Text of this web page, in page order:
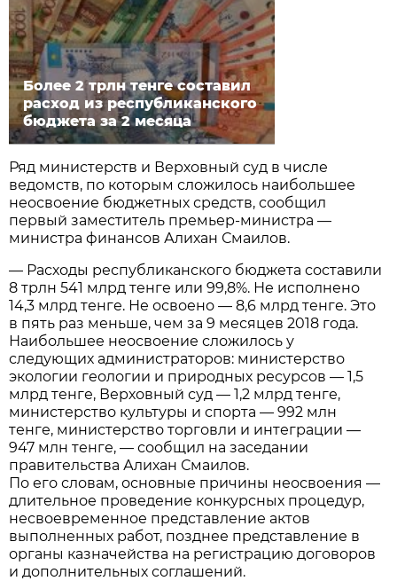
Более 2 трлн тенге составил
расход из республиканского
бюджета за 2 месяца
Ряд министерств и Верховный суд в числе
ведомств, по которым сложилось наибольшее
неосвоение бюджетных средств, сообщил
первый заместитель премьер-министра —
министра финансов Алихан Смаилов.
— Расходы республиканского бюджета составили
8 трлн 541 млрд тенге или 99,8%. Не исполнено
14,3 млрд тенге. Не освоено — 8,6 млрд тенге. Это
в пять раз меньше, чем за 9 месяцев 2018 года.
Наибольшее неосвоение сложилось у
следующих администраторов: министерство
экологии геологии и природных ресурсов — 1,5
млрд тенге, Верховный суд — 1,2 млрд тенге,
министерство культуры и спорта — 992 млн
тенге, министерство торговли и интеграции —
947 млн тенге, — сообщил на заседании
правительства Алихан Смаилов.
По его словам, основные причины неосвоения —
длительное проведение конкурсных процедур,
несвоевременное представление актов
выполненных работ, позднее представление в
органы казначейства на регистрацию договоров
и дополнительных соглашений.